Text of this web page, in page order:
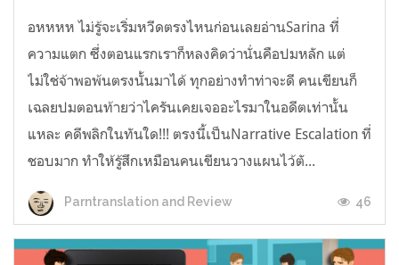
อหหหห ไม่รู้จะเริ่มหวีดตรงไหนก่อนเลยอ่านSarina ที่
ความแตก ซึ่งตอนแรกเราก็หลงคิดว่านั่นคือปมหลัก แต่
ไม่ใช่จ้าพอพ้นตรงนั้นมาได้ ทุกอย่างทำท่าจะดี คนเขียนก็
เฉลยปมตอนท้ายว่าไครันเคยเจออะไรมาในอดีตเท่านั้น
แหละ คดีพลิกในทันใด!!! ตรงนี้เป็นNarrative Escalation ที่
ชอบมาก ทำให้รู้สึกเหมือนคนเขียนวางแผนไว้ตั...
Parntranslation and Review 46